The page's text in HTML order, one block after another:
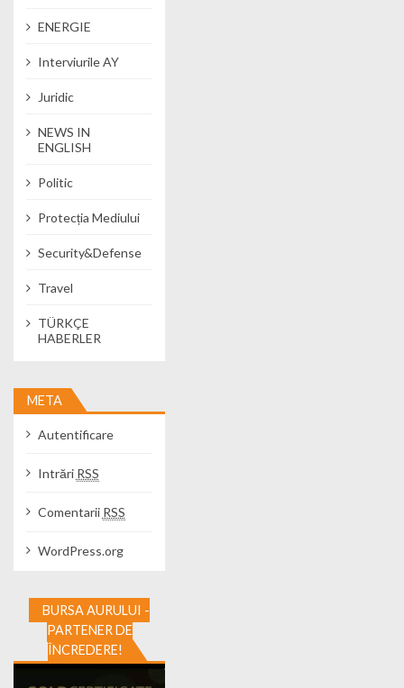
ENERGIE
Interviurile AY
Juridic
NEWS IN
ENGLISH
Politic
Protecția Mediului
Security&Defense
Travel
TÜRKÇE
HABERLER
META
Autentificare
Intrări RSS
Comentarii RSS
WordPress.org
BURSA AURULUI -
PARTENER DE
ÎNCREDERE!